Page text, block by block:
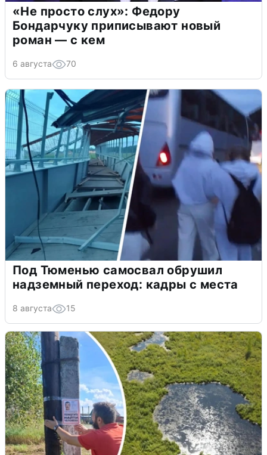
«Не просто слух»: Федору
Бондарчуку приписывают новый
роман — с кем
6 августа 70
Под Тюменью самосвал обрушил
надземный переход: кадры с места
8 августа 15